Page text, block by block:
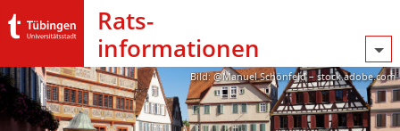
Rats­
informationen
Bild: @Manuel Schönfeld – stock.adobe.com